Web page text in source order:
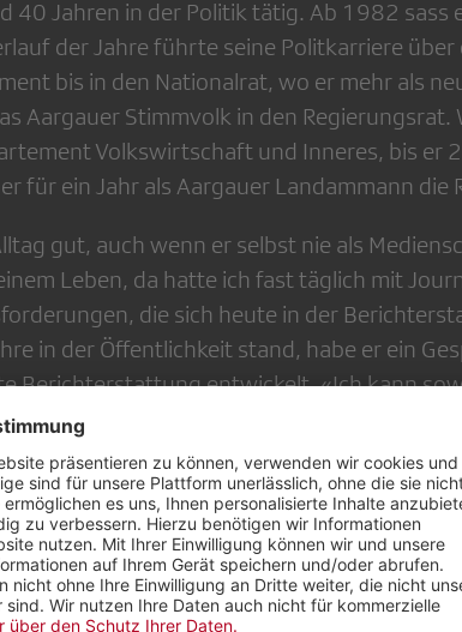
40 Jahren in der Politik tätig. Ab 1982 sass
der Jahre führte seine Politkarriere über
bis in den Nationalrat, wo er mehr als
Aargauer Stimmvolk in den Regierungsrat.
Volkswirtschaft und Inneres, bis er
für ein Jahr als Aargauer Landammann die
gut, auch wenn er selbst nie als
Leben, da hatte ich fast täglich mit
die sich heute in der
in der Öffentlichkeit stand, habe er ein
Berichterstattung entwickelt. «Ich kann
die berichtet wird, als auch jene des
rechtliche Seite.»
Ersatzrichter am Verwaltungsgericht sei
Beurteilungsinstanz nicht neu, sagt
teilweise fahrig oder schnoddrig
macht sie noch nicht falsch», sagt er. Da